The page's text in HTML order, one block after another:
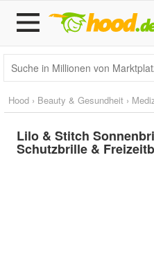
Hood › Beauty & Gesundheit ›
Lilo & Stitch
Schutzbrille &